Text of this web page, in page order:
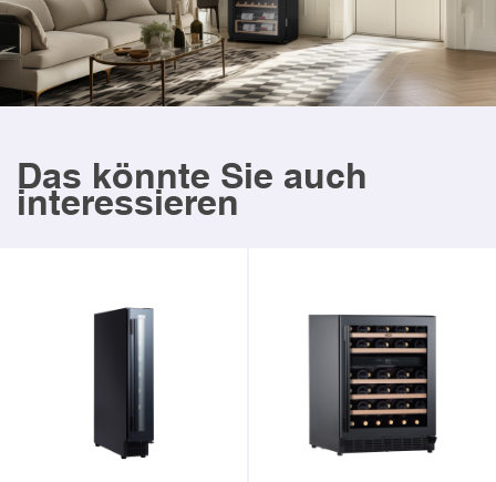
Das könnte Sie auch
interessieren